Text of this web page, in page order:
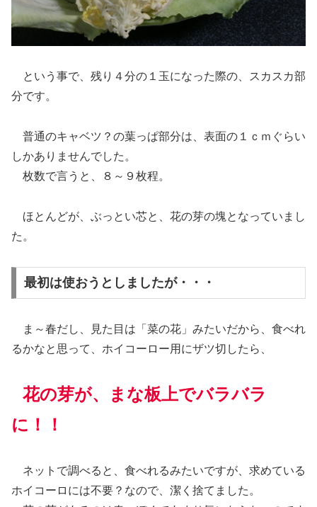
という事で、残り４分の１玉になった際の、スカスカ部
分です。
普通のキャベツ？の葉っぱ部分は、表面の１ｃｍぐらい
しかありませんでした。
枚数で言うと、８～９枚程。
ほとんどが、ぶっとい芯と、花の芽の塊となっていまし
た。
最初は使おうとしましたが・・・
ま～春だし、見た目は「菜の花」みたいだから、食べれ
るかなと思って、ホイコーロー用にザツ切したら、
花の芽が、まな板上でバラバラ
に！！
ネットで調べると、食べれるみたいですが、求めている
ホイコーロには不要？なので、潔く捨てました。